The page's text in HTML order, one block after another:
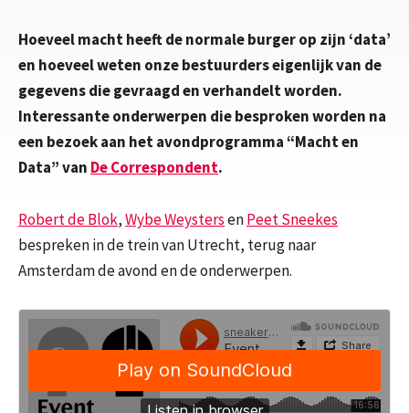
Hoeveel macht heeft de normale burger op zijn ‘data’
en hoeveel weten onze bestuurders eigenlijk van de
gegevens die gevraagd en verhandelt worden.
Interessante onderwerpen die besproken worden na
een bezoek aan het avondprogramma “Macht en
Data” van De Correspondent.
Robert de Blok,Wybe WeystersenPeet Sneekes
bespreken in de trein van Utrecht, terug naar
Amsterdam de avond en de onderwerpen.